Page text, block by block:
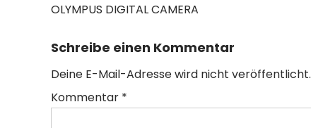
OLYMPUS DIGITAL CAMERA
Schreibe einen Kommentar
Deine E-Mail-Adresse wird nicht veröffentlicht.
Kommentar *